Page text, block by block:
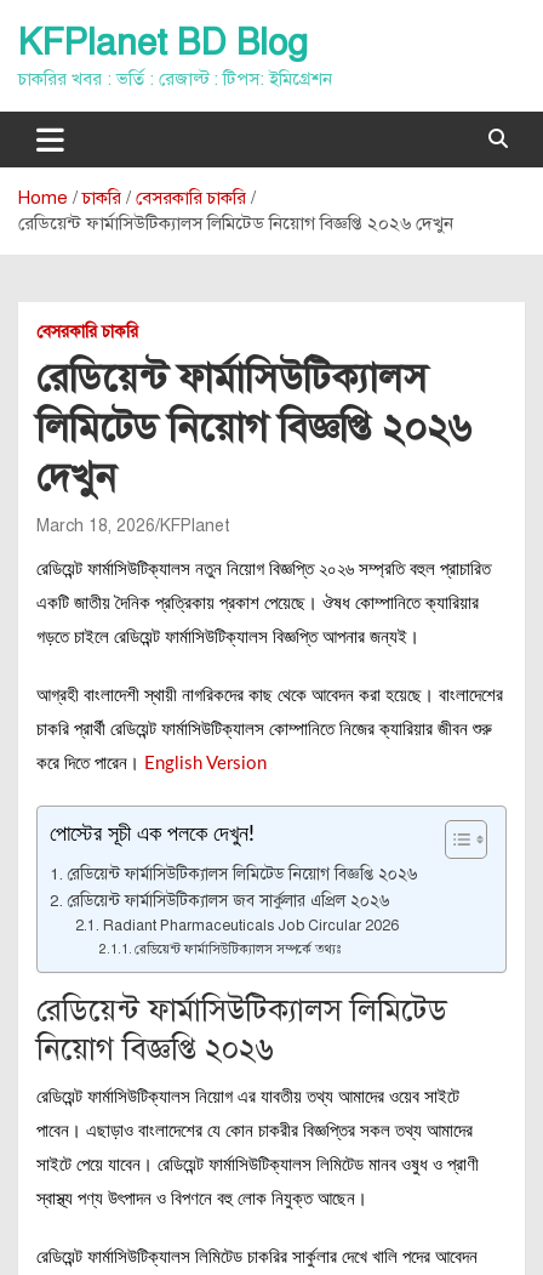
content
KFPlanet BD Blog
চাকরির খবর : ভর্তি : রেজাল্ট : টিপস: ইমিগ্রেশন
Home চাকরি
বেসরকারি চাকরি
রেডিয়েন্ট ফার্মাসিউটিক্যালস লিমিটেড নিয়োগ বিজ্ঞপ্তি ২০২৬ দেখুন
বেসরকারি চাকরি
রেডিয়েন্ট ফার্মাসিউটিক্যালস
লিমিটেড নিয়োগ বিজ্ঞপ্তি ২০২৬
দেখুন
March 18, 2026 KFPlanet
রেডিয়েন্ট ফার্মাসিউটিক্যালস নতুন নিয়োগ বিজ্ঞপ্তি ২০২৬ সম্প্রতি বহুল প্রাচারিত
একটি জাতীয় দৈনিক প্রত্রিকায় প্রকাশ পেয়েছে। ঔষধ কোম্পানিতে ক্যারিয়ার
গড়তে চাইলে রেডিয়েন্ট ফার্মাসিউটিক্যালস বিজ্ঞপ্তি আপনার জন্যই।
আগ্রহী বাংলাদেশী স্থায়ী নাগরিকদের কাছ থেকে আবেদন করা হয়েছে। বাংলাদেশের
চাকরি প্রার্থী রেডিয়েন্ট ফার্মাসিউটিক্যালস কোম্পানিতে নিজের ক্যারিয়ার জীবন শুরু
করে দিতে পারেন। English Version
পোস্টের সূচী এক পলকে দেখুন!
রেডিয়েন্ট ফার্মাসিউটিক্যালস লিমিটেড নিয়োগ বিজ্ঞপ্তি ২০২৬
রেডিয়েন্ট ফার্মাসিউটিক্যালস জব সার্কুলার এপ্রিল ২০২৬
Radiant Pharmaceuticals Job Circular 2026
রেডিয়েন্ট ফার্মাসিউটিক্যালস সম্পর্কে তথ্যঃ
রেডিয়েন্ট ফার্মাসিউটিক্যালস লিমিটেড
নিয়োগ বিজ্ঞপ্তি ২০২৬
রেডিয়েন্ট ফার্মাসিউটিক্যালস নিয়োগ এর যাবতীয় তথ্য আমাদের ওয়েব সাইটে
পাবেন। এছাড়াও বাংলাদেশের যে কোন চাকরীর বিজ্ঞপ্তির সকল তথ্য আমাদের
সাইটে পেয়ে যাবেন। রেডিয়েন্ট ফার্মাসিউটিক্যালস লিমিটেড মানব ওষুধ ও প্রাণী
স্বাস্থ্য পণ্য উৎপাদন ও বিপণনে বহু লোক নিযুক্ত আছেন।
রেডিয়েন্ট ফার্মাসিউটিক্যালস লিমিটেড চাকরির সার্কুলার দেখে খালি পদের আবেদন